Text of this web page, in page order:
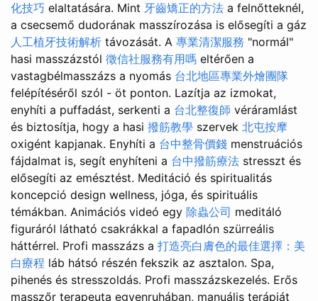
化技巧 elaltatására. Mint 牙齒矯正的方法 a felnőtteknél,
a csecsemő dudorának masszírozása is elősegíti a gáz
人工植牙技術解析 távozását. A 專業清潔服務 "normál"
hasi masszázstól 徵信社服務有用嗎 eltérően a
vastagbélmasszázs a nyomás 台北地區專業外燴團隊
felépítéséről szól - öt ponton. Lazítja az izmokat,
enyhíti a puffadást, serkenti a 台北整復師 véráramlást
és biztosítja, hogy a hasi 撥筋教學 szervek 北屯按摩
oxigént kapjanak. Enyhíti a 台中整骨價錢 menstruációs
fájdalmat is, segít enyhíteni a 台中撥筋療法 stresszt és
elősegíti az emésztést. Meditáció és spiritualitás
koncepció design wellness, jóga, és spirituális
témákban. Animációs videó egy 除蟲公司 meditáló
figuráról látható csakrákkal a fapadlón szürreális
háttérrel. Profi masszázs a 打造亮白膚色的最佳選擇：美
白療程 láb hátsó részén fekszik az asztalon. Spa,
pihenés és stresszoldás. Profi masszázskezelés. Erős
masszőr terapeuta egyenruhában, manuális terápiát